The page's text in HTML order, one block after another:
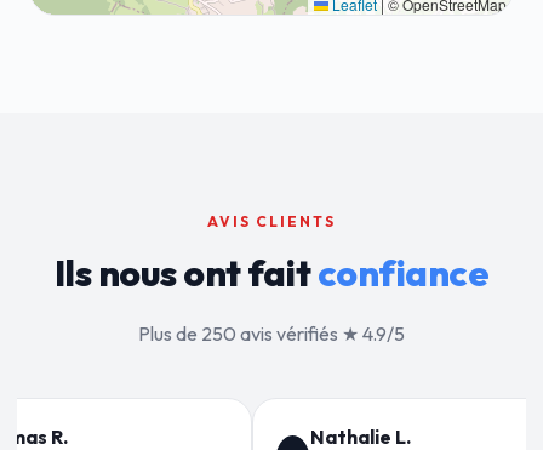
Leaflet © OpenStreetMap
AVIS CLIENTS
Ils nous ont faitconfiance
Plus de 250 avis vérifiés ★ 4.9/5
L. Jean-François C.